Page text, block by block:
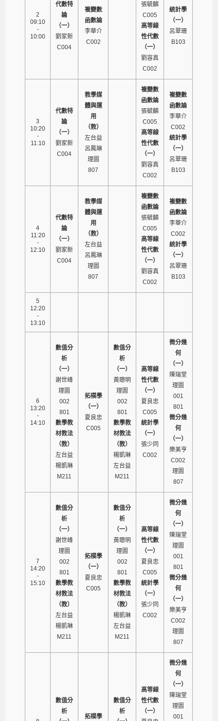
2
09:10
-
10:00
代數特
論
（一）
劉家新
C004
複變數
函數論
李華介
C002
張毓麟
C005
高等線
性代數
（一）
劉容真
C002
統計學
（一）
呂翠珊
B103
3
10:20
-
11:10
代數特
論
（一）
劉家新
C004
教學媒
體與運
用
（教）
左台益
呂鳳琳
理圖
807
複變數
函數論
張毓麟
C005
高等線
性代數
（一）
劉容真
C002
複變數
函數論
李華介
C002
統計學
（一）
呂翠珊
B103
4
11:20
-
12:10
代數特
論
（一）
劉家新
C004
教學媒
體與運
用
（教）
左台益
呂鳳琳
理圖
807
複變數
函數論
張毓麟
C005
高等線
性代數
（一）
劉容真
C002
複變數
函數論
李華介
C002
統計學
（一）
呂翠珊
B103
5
12:20
-
13:10
6
13:20
-
14:10
數值分
析
（一）
謝世峰
理圖
002
801
數學教
材教法
（教）
左台益
楊凱琳
M211
拓樸學
（一）
夏良忠
C005
數值分
析
（一）
黃聰明
理圖
002
801
數學教
材教法
（教）
楊凱琳
左台益
M211
高等線
性代數
（一）
夏良忠
C005
統計學
（一）
張少同
C002
微分幾
何
（一）
陳瑞堂
理圖
001
801
微分幾
何
（一）
樂美亨
C002
理圖
807
7
14:20
-
15:10
數值分
析
（一）
謝世峰
理圖
002
801
數學教
材教法
（教）
左台益
楊凱琳
M211
拓樸學
（一）
夏良忠
C005
數值分
析
（一）
黃聰明
理圖
002
801
數學教
材教法
（教）
楊凱琳
左台益
M211
高等線
性代數
（一）
夏良忠
C005
統計學
（一）
張少同
C002
微分幾
何
（一）
陳瑞堂
理圖
001
801
微分幾
何
（一）
樂美亨
C002
理圖
807
數值分
析
拓樸學
數值分
析
高等線
性代數
（一）
微分幾
何
（一）
陳瑞堂
理圖
001